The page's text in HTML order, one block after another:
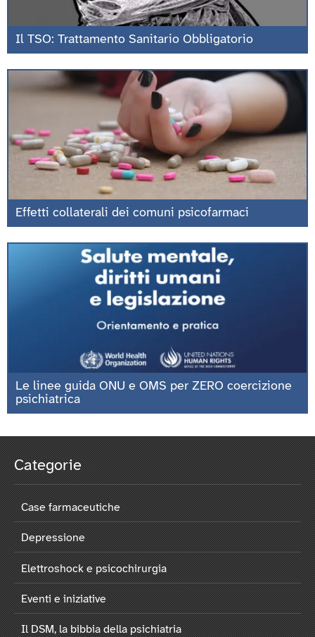
Il TSO: Trattamento Sanitario Obbligatorio
Effetti collaterali dei comuni psicofarmaci
Le linee guida ONU e OMS per ZERO coercizione
psichiatrica
Categorie
Case farmaceutiche
Depressione
Elettroshock e psicochirurgia
Eventi e iniziative
Il DSM, la bibbia della psichiatria